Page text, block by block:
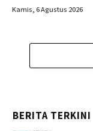
Kamis, 6 Agustus 2026
BERITA TERKINI